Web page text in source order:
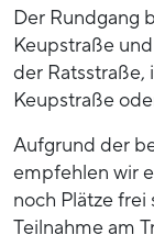
Der Rundgang
Keupstraße
der Ratsstraße,
Keupstraße
Aufgrund der
empfehlen wir
noch Plätze frei
Teilnahme am